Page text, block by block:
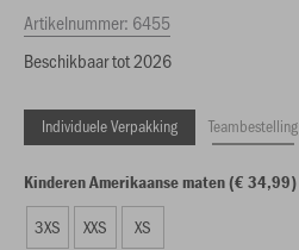
Artikelnummer: 6455
Beschikbaar tot 2026
Individuele Verpakking Teambestelling
Kinderen Amerikaanse maten (€ 34,99)
3XS XXS XS